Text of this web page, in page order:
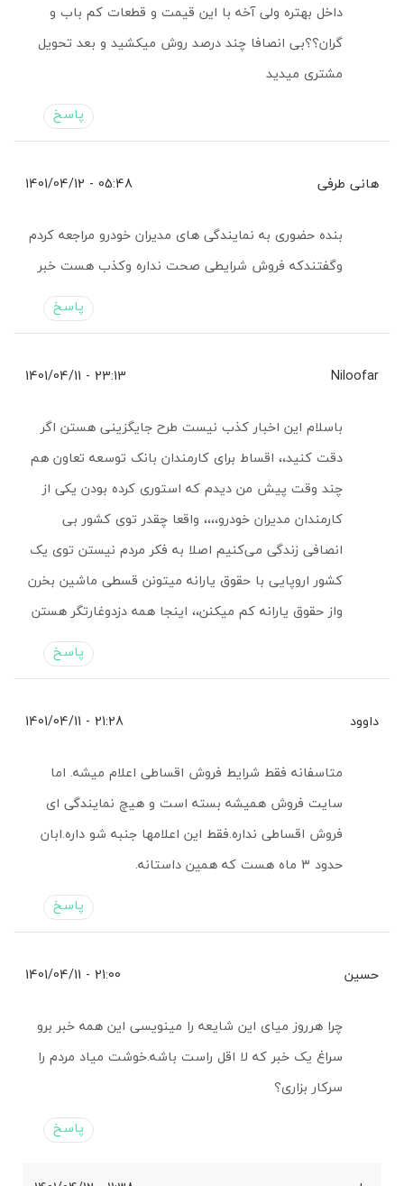
داخل بهتره ولی آخه با این قیمت و قطعات کم باب و
گران؟؟بی انصافا چند درصد روش میکشید و بعد تحویل
مشتری میدید
پاسخ
هانی طرفی 05:48 - 1401/04/12
بنده حضوری به نمایندگی های مدیران خودرو مراجعه کردم
وگفتندکه فروش شرایطی صحت نداره وکذب هست خبر
پاسخ
Niloofar
23:13 - 1401/04/11
باسلام این اخبار کذب نیست طرح جایگزینی هستن اگر
دقت کنید،، اقساط برای کارمندان بانک توسعه تعاون هم
چند وقت پیش من دیدم که استوری کرده بودن یکی از
کارمندان مدیران خودرو،،،، واقعا چقدر توی کشور بی
انصافی زندگی می‌کنیم اصلا به فکر مردم نیستن توی یک
کشور اروپایی با حقوق یارانه میتونن قسطی ماشین بخرن
واز حقوق یارانه کم میکنن،، اینجا همه دزدوغارتگر هستن
پاسخ
داوود 21:28 - 1401/04/11
متاسفانه فقط شرایط فروش اقساطی اعلام میشه. اما
سایت فروش همیشه بسته است و هیچ نمایندگی ای
فروش اقساطی نداره.فقط این اعلامها جنبه شو داره.ابان
حدود ۳ ماه هست که همین داستانه.
پاسخ
حسین 21:00 - 1401/04/11
چرا هرروز میای این شایعه را مینویسی این همه خبر برو
سراغ یک خبر که لا اقل راست باشه.خوشت میاد مردم را
سرکار بزاری؟
پاسخ